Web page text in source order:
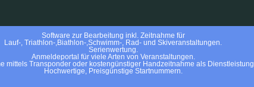
Software zur Bearbeitung inkl. Zeitnahme für
Lauf-, Triathlon-,Biathlon-,Schwimm-, Rad- und Skiveranstaltungen.
Serienwertung.
Anmeldeportal für viele Arten von Veranstaltungen.
mittels Transponder oder kostengünstiger Handzeitnahme als Dienstleistung.
Hochwertige, Preisgünstige Startnummern.